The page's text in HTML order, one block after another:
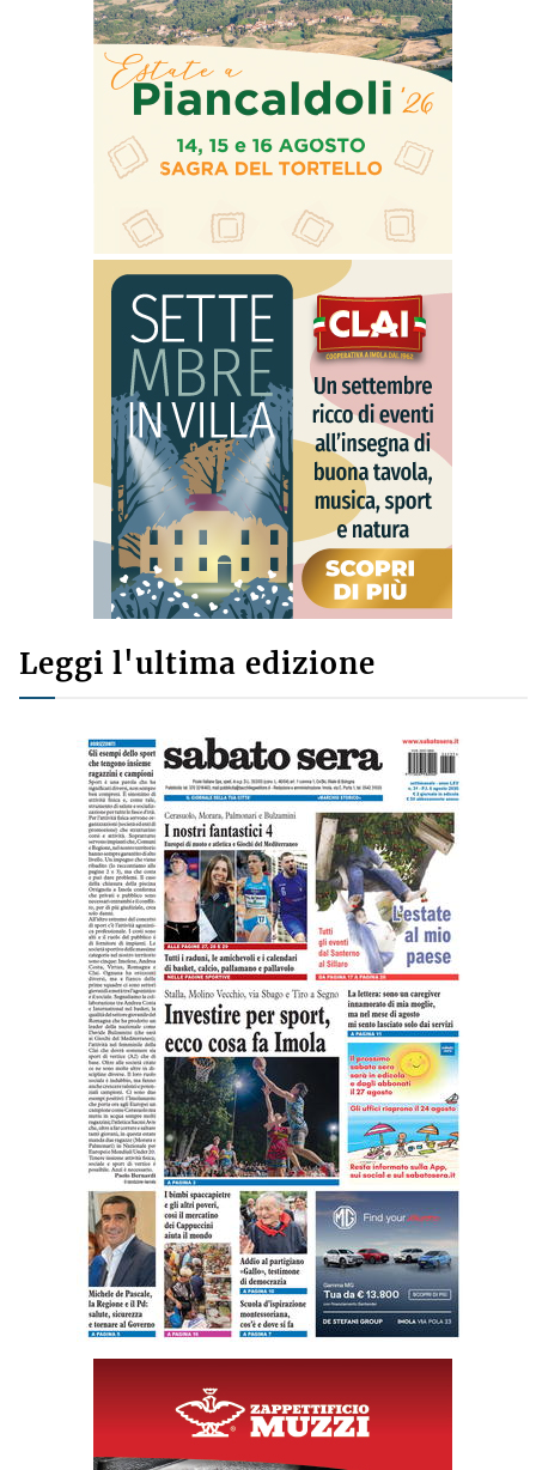
Leggi l'ultima edizione